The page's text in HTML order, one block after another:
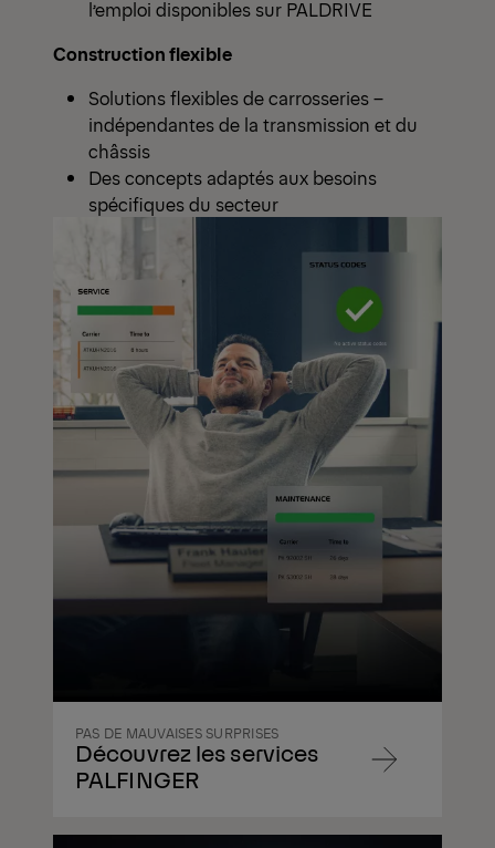
l’emploi disponibles sur PALDRIVE
Construction flexible
Solutions flexibles de carrosseries –
indépendantes de la transmission et du
châssis
Des concepts adaptés aux besoins
spécifiques du secteur
PAS DE MAUVAISES SURPRISES
Découvrez les services
PALFINGER
Aller
Aller